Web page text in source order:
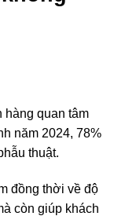
hàng quan tâm
năm 2024, 78%
thuật.
đồng thời về độ
còn giúp khách